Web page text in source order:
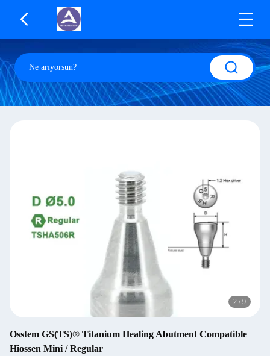
2 / 9
Osstem GS(TS)® Titanium Healing Abutment Compatible
Hiossen Mini / Regular